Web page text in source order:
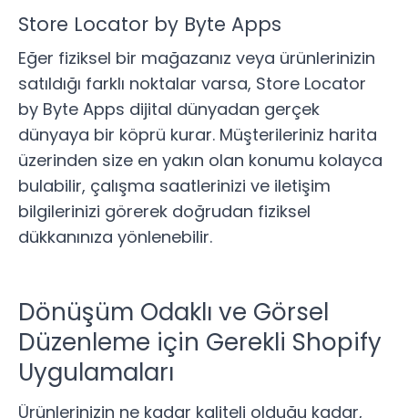
Store Locator by Byte Apps
Eğer fiziksel bir mağazanız veya ürünlerinizin
satıldığı farklı noktalar varsa, Store Locator
by Byte Apps dijital dünyadan gerçek
dünyaya bir köprü kurar. Müşterileriniz harita
üzerinden size en yakın olan konumu kolayca
bulabilir, çalışma saatlerinizi ve iletişim
bilgilerinizi görerek doğrudan fiziksel
dükkanınıza yönlenebilir.
Dönüşüm Odaklı ve Görsel
Düzenleme için Gerekli Shopify
Uygulamaları
Ürünlerinizin ne kadar kaliteli olduğu kadar,